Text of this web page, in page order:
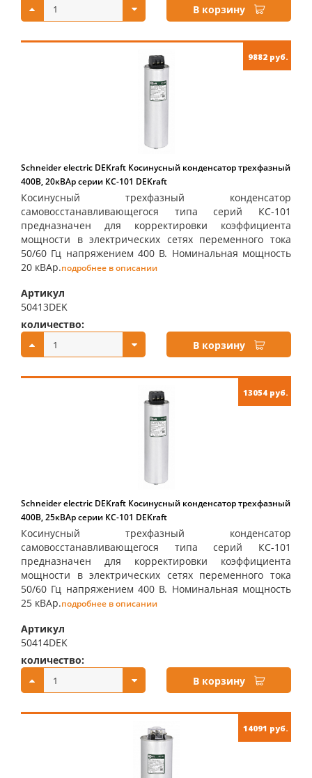
В корзину
9882 руб.
Schneider electric DEKraft Косинусный конденсатор трехфазный
400В, 20кВАр серии КС-101 DEKraft
Косинусный трехфазный конденсатор
самовосстанавливающегося типа серий КС-101
предназначен для корректировки коэффициента
мощности в электрических сетях переменного тока
50/60 Гц напряжением 400 В. Номинальная мощность
20 кВАр.подробнее в описании
Артикул
50413DEK
количество:
В корзину
13054 руб.
Schneider electric DEKraft Косинусный конденсатор трехфазный
400В, 25кВАр серии КС-101 DEKraft
Косинусный трехфазный конденсатор
самовосстанавливающегося типа серий КС-101
предназначен для корректировки коэффициента
мощности в электрических сетях переменного тока
50/60 Гц напряжением 400 В. Номинальная мощность
25 кВАр.подробнее в описании
Артикул
50414DEK
количество:
В корзину
14091 руб.